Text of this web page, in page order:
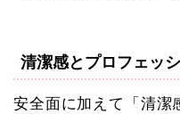
清潔感とプロフェッ
安全面に加えて「清潔